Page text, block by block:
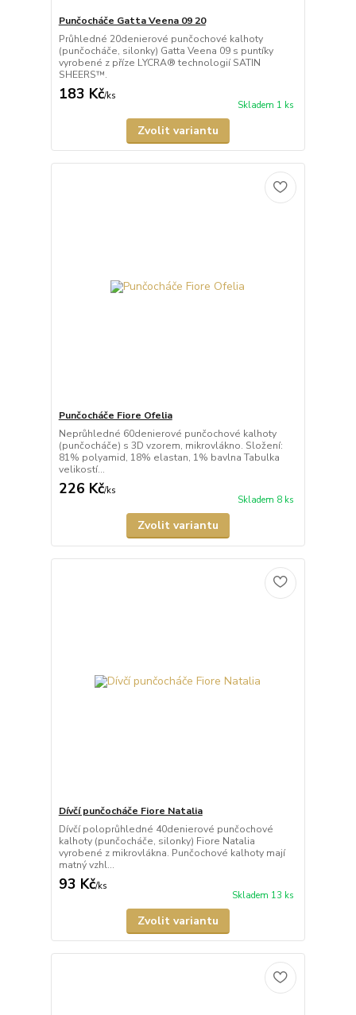
Punčocháče Gatta Veena 09 20
Průhledné 20denierové punčochové kalhoty
(punčocháče, silonky) Gatta Veena 09 s puntíky
vyrobené z příze LYCRA® technologií SATIN
SHEERS™.
183 Kč/ks
Skladem 1 ks
Zvolit variantu
Punčocháče Fiore Ofelia
Neprůhledné 60denierové punčochové kalhoty
(punčocháče) s 3D vzorem, mikrovlákno. Složení:
81% polyamid, 18% elastan, 1% bavlna Tabulka
velikostí...
226 Kč/ks
Skladem 8 ks
Zvolit variantu
Dívčí punčocháče Fiore Natalia
Dívčí poloprůhledné 40denierové punčochové
kalhoty (punčocháče, silonky) Fiore Natalia
vyrobené z mikrovlákna. Punčochové kalhoty mají
matný vzhl...
93 Kč/ks
Skladem 13 ks
Zvolit variantu